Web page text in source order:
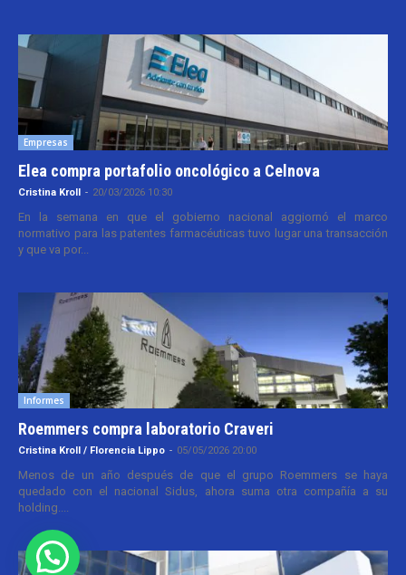
Empresas
Elea compra portafolio oncológico a Celnova
Cristina Kroll - 20/03/2026 10:30
En la semana en que el gobierno nacional aggiornó el marco
normativo para las patentes farmacéuticas tuvo lugar una transacción
y que va por...
Informes
Roemmers compra laboratorio Craveri
Cristina Kroll / Florencia Lippo - 05/05/2026 20:00
Menos de un año después de que el grupo Roemmers se haya
quedado con el nacional Sidus, ahora suma otra compañía a su
holding....